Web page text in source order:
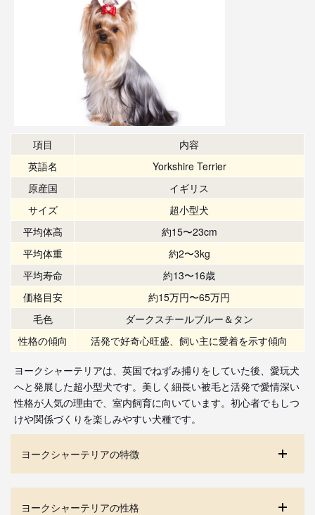
項目
内容
英語名
Yorkshire Terrier
原産国
イギリス
サイズ
超小型犬
平均体高
約15〜23cm
平均体重
約2〜3kg
平均寿命
約13〜16歳
価格目安
約15万円〜65万円
毛色
ダークスチールブルー＆タン
性格の傾向
活発で好奇心旺盛、飼い主に愛着を示す傾向
ヨークシャーテリアは、英国でねずみ捕りをしていた後、愛玩犬
へと発展した超小型犬です。美しく細長い被毛と活発で愛情深い
性格が人気の理由で、室内飼育に向いています。初心者でもしつ
けや関係づくりを楽しみやすい犬種です。
ヨークシャーテリアの特徴
ヨークシャーテリアの性格